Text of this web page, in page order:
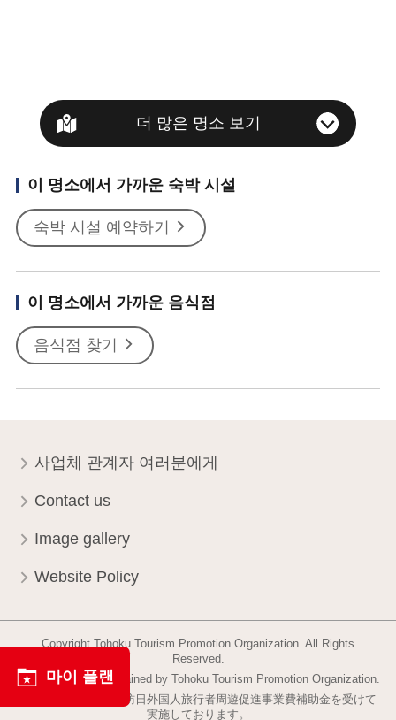
더 많은 명소 보기
이 명소에서 가까운 숙박 시설
숙박 시설 예약하기
이 명소에서 가까운 음식점
음식점 찾기
사업체 관계자 여러분에게
Contact us
Image gallery
Website Policy
Copyright Tohoku Tourism Promotion Organization. All Rights
Reserved.
This website is maintained by Tohoku Tourism Promotion Organization.
当事業は平成30年度訪日外国人旅行者周遊促進事業費補助金を受けて
実施しております。
마이 플랜